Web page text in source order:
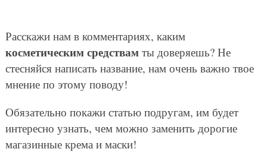
Расскажи нам в комментариях, каким
косметическим средствамты доверяешь? Не
стесняйся написать название, нам очень важно твое
мнение по этому поводу!
Обязательно покажи статью подругам, им будет
интересно узнать, чем можно заменить дорогие
магазинные крема и маски!